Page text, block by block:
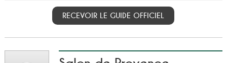
RECEVOIR LE GUIDE OFFICIEL